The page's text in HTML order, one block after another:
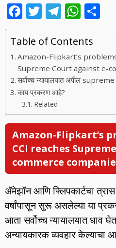
F
ac
e
b
o
o
k
T
w
itt
er
T
el
e
gr
a
m
W
h
at
s
A
p
h
e
Table of Contents
Amazon-Flipkart’s
Supreme Court against e-
सर्वोच्च न्यायालयात अपील
काय प्रकरण आहे?
Related
Amazon-Flipkart’s
CCI reaches
commerce
ॲमेझॉन आणि फ्लिपकार्टचा
वर्षांपासून सुरू असलेल्या या
आता सर्वोच्च न्यायालयात धाव
अन्यायकारक व्यवहार केल्याचा